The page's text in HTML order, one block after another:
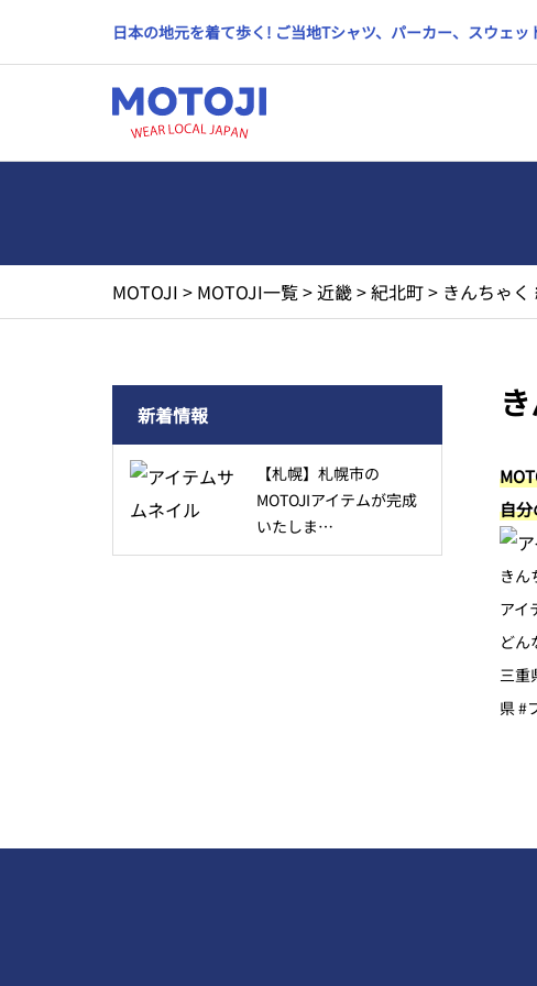
日本の地元を着て歩く! ご当地Tシャツ、パーカー、スウェ
MOTOJI > MOTOJI一覧>近畿>紀北町> きんちゃ
新着情報
【札幌】札幌市の
MOTOJIアイテムが完成
いたしま…
自
きん
アイ
どん
三重
県 #